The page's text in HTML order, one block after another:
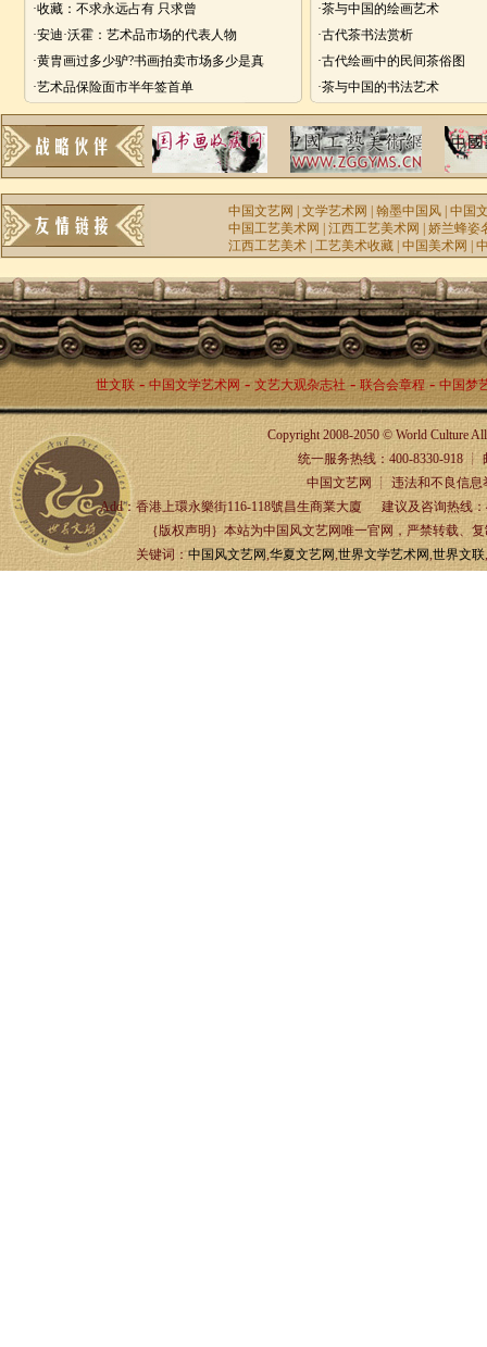
·收藏：不求永远占有 只求曾
·安迪·沃霍：艺术品市场的代表人物
·黄胄画过多少驴?书画拍卖市场多少是真
·艺术品保险面市半年签首单
·茶与中国的绘画艺术
·古代茶书法赏析
·古代绘画中的民间茶俗图
·茶与中国的书法艺术
中国文艺网 |文学艺术网 |翰墨中国风 |中国
中国工艺美术网
|江西工艺美术网 |娇兰蜂姿
江西工艺美术 |工艺美术收藏 |中国美术网 |
世文联- 中国文学艺术网 - 文艺大观杂志社 - 联合会章程- 中国梦
Copyright 2008-2050 © World Culture
统一服务热线：400-8330-918 ┊ 邮箱
中国文艺网 ┊ 违法和不良信息举
Add：香港上環永樂街116-118號昌生商業大廈 建议及咨询热线
｛版权声明｝本站为中国风文艺网唯一官网，严禁转载、复制
关键词：中国风文艺网,华夏文艺网,世界文学艺术网,世界文联,